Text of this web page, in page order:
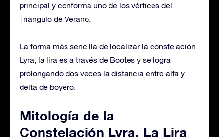
principal y conforma uno de los vértices del
Triángulo de Verano.
La forma más sencilla de localizar la constelación
Lyra, la lira es a través de Bootes y se logra
prolongando dos veces la distancia entre alfa y
delta de boyero.
Mitología de la
Constelación Lyra, La Lira